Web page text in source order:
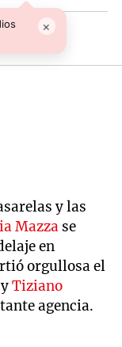
×
y las
Mazza se
en
orgullosa el
yTiziano
agencia.